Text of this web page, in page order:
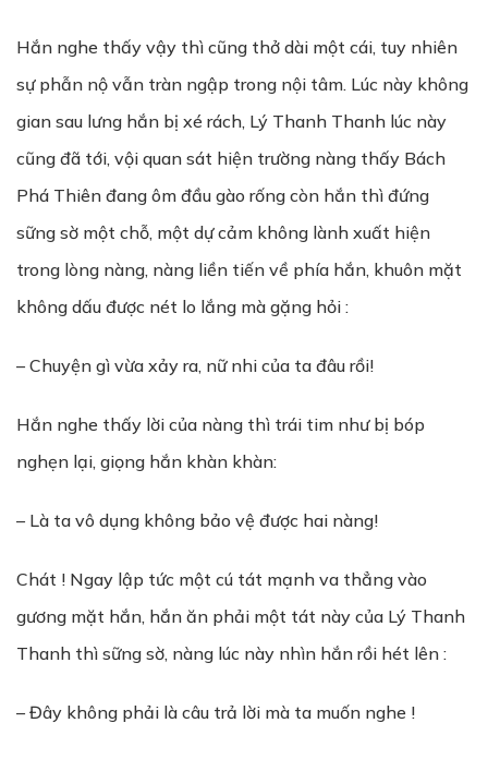
Hắn nghe thấy vậy thì cũng thở dài một cái, tuy nhiên
sự phẫn nộ vẫn tràn ngập trong nội tâm. Lúc này không
gian sau lưng hắn bị xé rách, Lý Thanh Thanh lúc này
cũng đã tới, vội quan sát hiện trường nàng thấy Bách
Phá Thiên đang ôm đầu gào rống còn hắn thì đứng
sững sờ một chỗ, một dự cảm không lành xuất hiện
trong lòng nàng, nàng liền tiến về phía hắn, khuôn mặt
không dấu được nét lo lắng mà gặng hỏi :
– Chuyện gì vừa xảy ra, nữ nhi của ta đâu rồi!
Hắn nghe thấy lời của nàng thì trái tim như bị bóp
nghẹn lại, giọng hắn khàn khàn:
– Là ta vô dụng không bảo vệ được hai nàng!
Chát ! Ngay lập tức một cú tát mạnh va thẳng vào
gương mặt hắn, hắn ăn phải một tát này của Lý Thanh
Thanh thì sững sờ, nàng lúc này nhìn hắn rồi hét lên :
– Đây không phải là câu trả lời mà ta muốn nghe !